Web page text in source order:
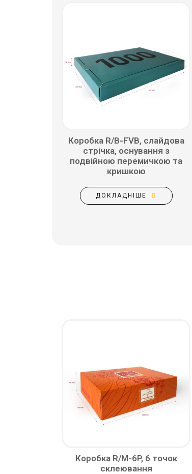
Коробка R/B-FVB, слайдова
стрічка, оснування з
подвійною перемичкою та
кришкою
ДОКЛАДНІШЕ
Коробка R/M-6P, 6 точок
склеювання